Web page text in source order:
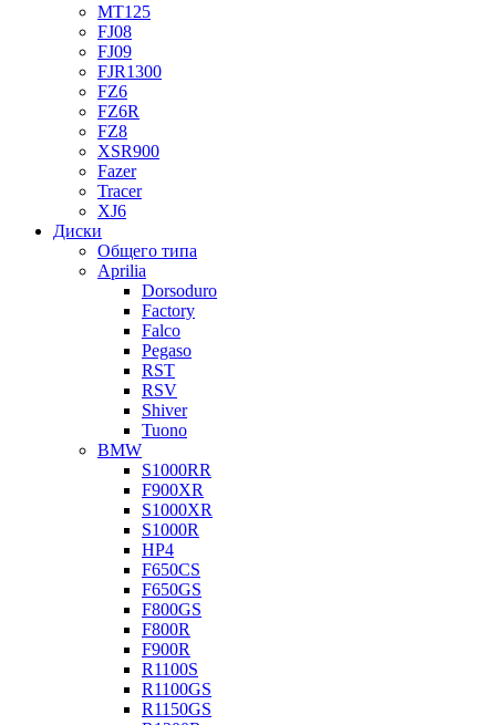
MT125
FJ08
FJ09
FJR1300
FZ6
FZ6R
FZ8
XSR900
Fazer
Tracer
XJ6
Диски
Общего типа
Aprilia
Dorsoduro
Factory
Falco
Pegaso
RST
RSV
Shiver
Tuono
BMW
S1000RR
F900XR
S1000XR
S1000R
HP4
F650CS
F650GS
F800GS
F800R
F900R
R1100S
R1100GS
R1150GS